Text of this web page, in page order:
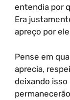
entendia por
Era
apreço por
Pense em
aprecia,
deixando